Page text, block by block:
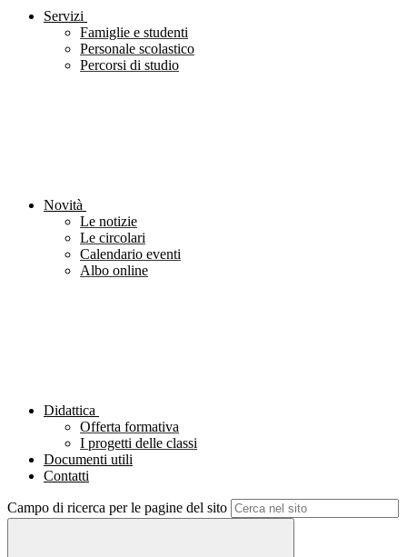
Servizi
Famiglie e studenti
Personale scolastico
Percorsi di studio
Novità
Le notizie
Le circolari
Calendario eventi
Albo online
Didattica
Offerta formativa
I progetti delle classi
Documenti utili
Contatti
Campo di ricerca per le pagine del sito